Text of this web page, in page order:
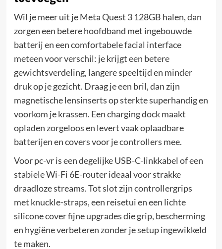
Wil je meer uit je Meta Quest 3 128GB halen, dan
zorgen een betere hoofdband met ingebouwde
batterij en een comfortabele facial interface
meteen voor verschil: je krijgt een betere
gewichtsverdeling, langere speeltijd en minder
druk op je gezicht. Draag je een bril, dan zijn
magnetische lensinserts op sterkte superhandig en
voorkom je krassen. Een charging dock maakt
opladen zorgeloos en levert vaak oplaadbare
batterijen en covers voor je controllers mee.
Voor pc-vr is een degelijke USB-C-linkkabel of een
stabiele Wi-Fi 6E-router ideaal voor strakke
draadloze streams. Tot slot zijn controllergrips
met knuckle-straps, een reisetui en een lichte
silicone cover fijne upgrades die grip, bescherming
en hygiëne verbeteren zonder je setup ingewikkeld
te maken.